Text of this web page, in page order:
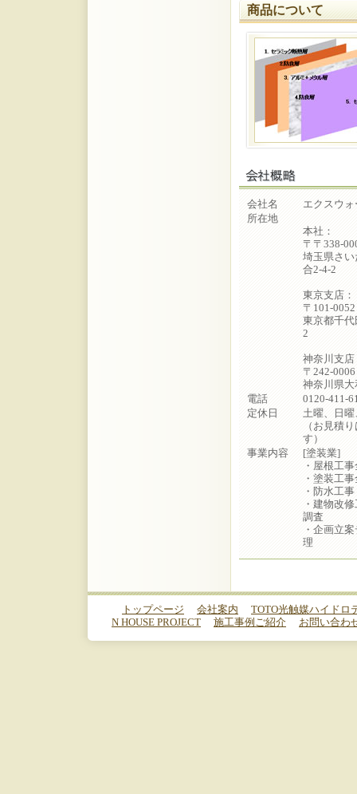
商品について
会社名
エクスウ
所在地
本社：
〒〒338-
埼玉県さ
合2-4-2
東京支店：
〒101-0052
東京都千
2
神奈川支店
〒242-0006
神奈川県
電話
0120-411-
定休日
土曜、日
（お見積
す）
事業内容
[塗装業]
・屋根工
・塗装工
・防水工事
・建物改
調査
・企画立
理
トップページ 会社案内
TOTO光触媒ハイドロ
N HOUSE PROJECT
施工事例ご紹介 お問い合わ